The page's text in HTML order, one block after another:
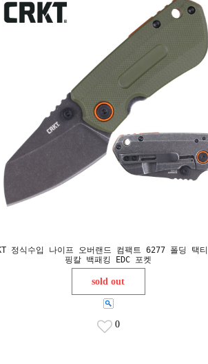
정식수입 나이프 오버랜드 컴팩트 6277 폴딩 택
핑칼 백패킹 EDC 포켓
sold out
0